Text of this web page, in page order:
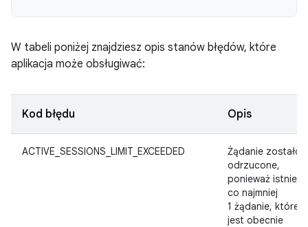
W tabeli poniżej znajdziesz opis stanów błędów, które
aplikacja może obsługiwać:
Kod błędu Opis
ACTIVE_SESSIONS_LIMIT_EXCEEDED
Żądanie zostało
odrzucone,
ponieważ istnieje
co najmniej
1 żądanie, które
jest obecnie